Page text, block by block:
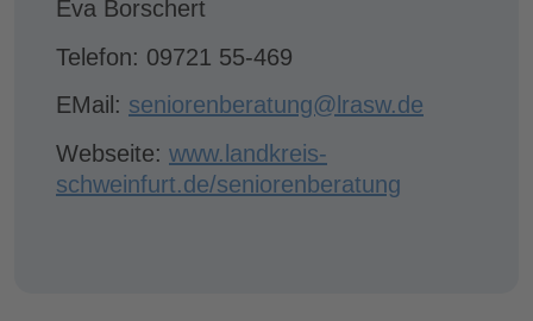
Eva Borschert
Telefon: 09721 55-469
EMail: seniorenberatung@lrasw.de
Webseite: www.landkreis-
schweinfurt.de/seniorenberatung